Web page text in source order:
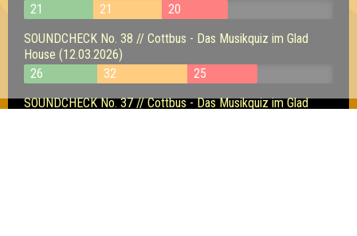
21
21
20
SOUNDCHECK No. 38 // Cottbus - Das Musikquiz im Glad
House (12.03.2026)
26
32
25
SOUNDCHECK No. 37 // Cottbus - Das Musikquiz im Glad